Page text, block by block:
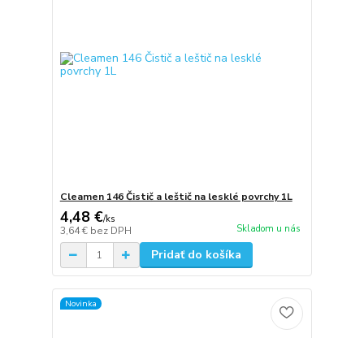
Cleamen 146 Čistič a leštič na lesklé povrchy 1L
4,48 €/ks
3,64 € bez DPH Skladom u nás
Pridať do košíka
Novinka